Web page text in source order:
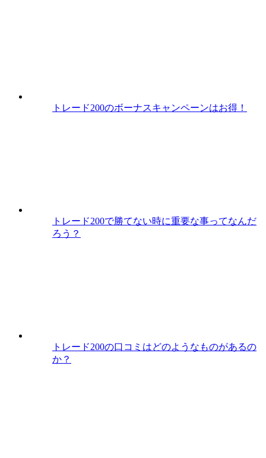
トレード200のボーナスキャンペーンはお得！
トレード200で勝てない時に重要な事ってなんだ
ろう？
トレード200の口コミはどのようなものがあるの
か？